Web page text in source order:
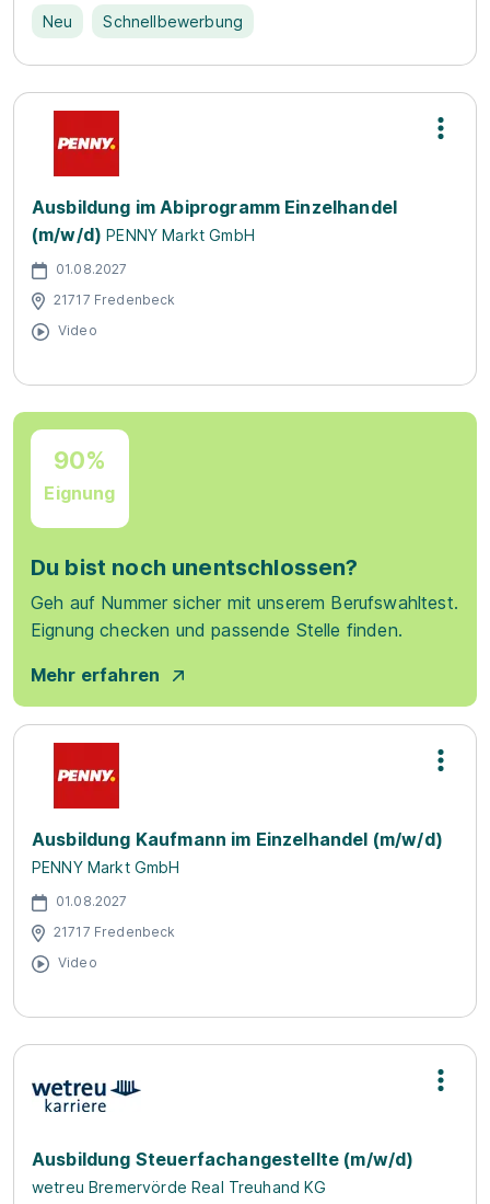
Neu Schnellbewerbung
Ausbildung im Abiprogramm Einzelhandel
(m/w/d) PENNY Markt GmbH
01.08.2027
21717 Fredenbeck
Video
90%
Eignung
Du bist noch unentschlossen?
Geh auf Nummer sicher mit unserem Berufswahltest.
Eignung checken und passende Stelle finden.
Mehr erfahren
Ausbildung Kaufmann im Einzelhandel (m/w/d)
PENNY Markt GmbH
01.08.2027
21717 Fredenbeck
Video
Ausbildung Steuer­fach­angestellte (m/w/d)
wetreu Bremervörde Real Treuhand KG